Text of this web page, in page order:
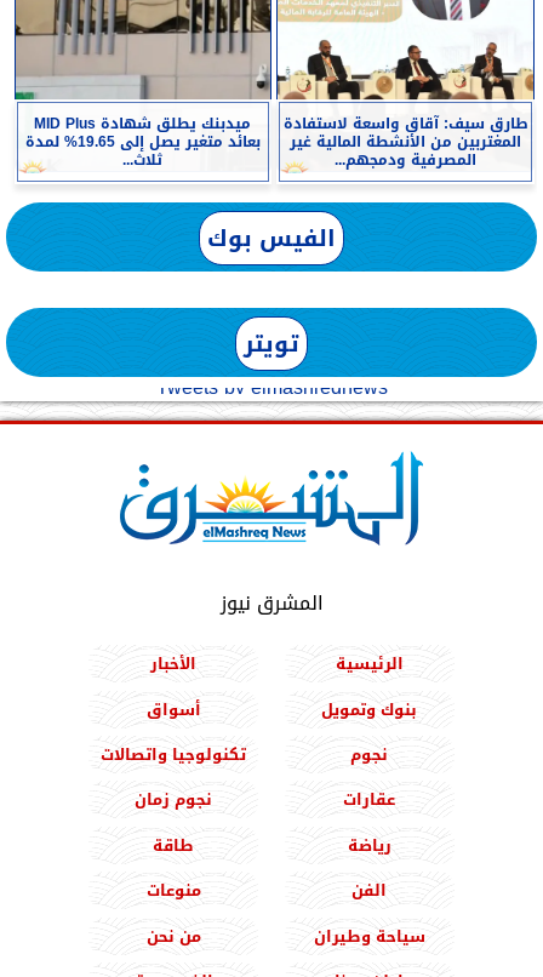
طارق سيف: آقاق واسعة لاستفادة
المغتربين من الأنشطة المالية غير
المصرفية ودمجهم...
ميدبنك يطلق شهادة MID Plus
بعائد متغير يصل إلى 19.65% لمدة
ثلاث...
الفيس بوك
تويتر
Tweets by elmashreqnews
المشرق نيوز
الرئيسية
الأخبار
بنوك وتمويل
أسواق
نجوم
تكنولوجيا واتصالات
عقارات
نجوم زمان
رياضة
طاقة
الفن
منوعات
سياحة وطيران
من نحن